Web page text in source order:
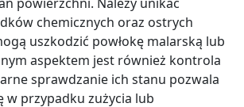
chemicznych oraz ostrych
uszkodzić powłokę malarską lub
aspektem jest również kontrola
sprawdzanie ich stanu pozwala
w przypadku zużycia lub